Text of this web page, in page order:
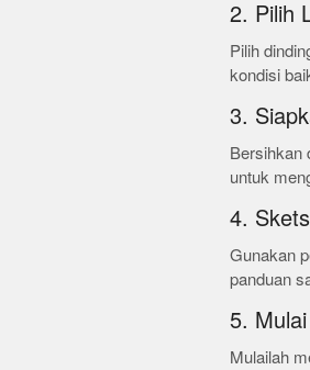
2. Pilih
Pilih
kondisi
3.
Bersihkan
untuk
4.
Gunakan
panduan
5.
Mulailah